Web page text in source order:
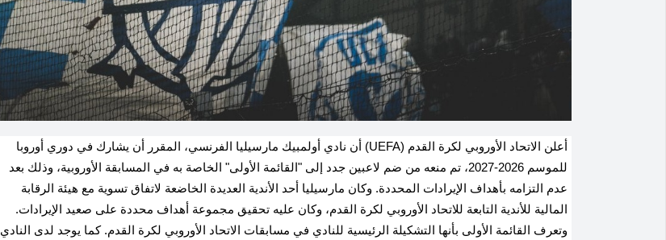
أعلن الاتحاد الأوروبي لكرة القدم (UEFA) أن نادي أولمبيك مارسيليا الفرنسي، المقرر ‌أن يشارك في دوري أوروبا ​
للموسم 2026-2027، تم منعه ‌من ضم لاعبين جدد إلى "القائمة ‌الأولى" ⁠الخاصة به في ‌المسابقة الأوروبية، وذلك ‌بعد
عدم التزامه بأهداف الإيرادات المحددة. وكان مارسيليا أحد ⁠الأندية العديدة الخاضعة لاتفاق تسوية مع هيئة الرقابة
المالية للأندية التابعة للاتحاد الأوروبي لكرة القدم، وكان عليه تحقيق مجموعة أهداف محددة على صعيد الإيرادات.
وتعرف القائمة الأولى بأنها التشكيلة الرئيسية للنادي في مسابقات ​الاتحاد الأوروبي لكرة القدم. كما يوجد لدى النادي